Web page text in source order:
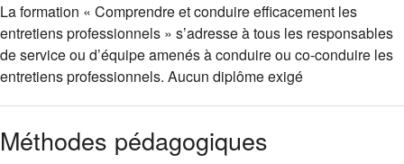
La formation « Comprendre et conduire efficacement les
entretiens professionnels » s’adresse à tous les responsables
de service ou d’équipe amenés à conduire ou co-conduire les
entretiens professionnels. Aucun diplôme exigé
Méthodes pédagogiques